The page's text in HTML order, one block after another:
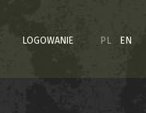
LOGOWANIE PL EN